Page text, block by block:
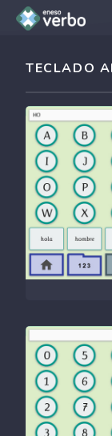
TECLADO